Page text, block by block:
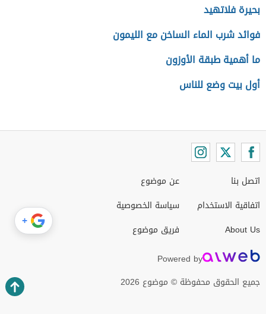
بحيرة فلاتهيد
فوائد شرب الماء الساخن مع الليمون
ما أهمية طبقة الأوزون
أول بيت وضع للناس
اتصل بنا
اتفاقية الاستخدام
About Us
عن موضوع
سياسة الخصوصية
فريق موضوع
Powered by
جميع الحقوق محفوظة © موضوع 2026
+